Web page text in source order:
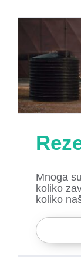
Mnoga
koliko
koliko